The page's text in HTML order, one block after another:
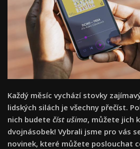
Každý měsíc vychází stovky
lidských silách je všechny přečíst.
nich budete číst ušima, můžete jich
dvojnásobek! Vybrali jsme pro vás
novinek, které můžete poslouchat